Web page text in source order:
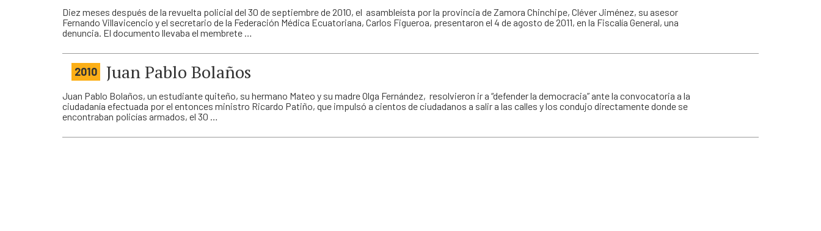
Diez meses después de la revuelta policial del 30 de septiembre de 2010, el asambleísta por la provincia de Zamora Chinchipe, Cléver Jiménez, su asesor
Fernando Villavicencio y el secretario de la Federación Médica Ecuatoriana, Carlos Figueroa, presentaron el 4 de agosto de 2011, en la Fiscalía General, una
denuncia. El documento llevaba el membrete …
2010 Juan Pablo Bolaños
Juan Pablo Bolaños, un estudiante quiteño, su hermano Mateo y su madre Olga Fernández, resolvieron ir a “defender la democracia” ante la convocatoria a la
ciudadanía efectuada por el entonces ministro Ricardo Patiño, que impulsó a cientos de ciudadanos a salir a las calles y los condujo directamente donde se
encontraban policías armados, el 30 …